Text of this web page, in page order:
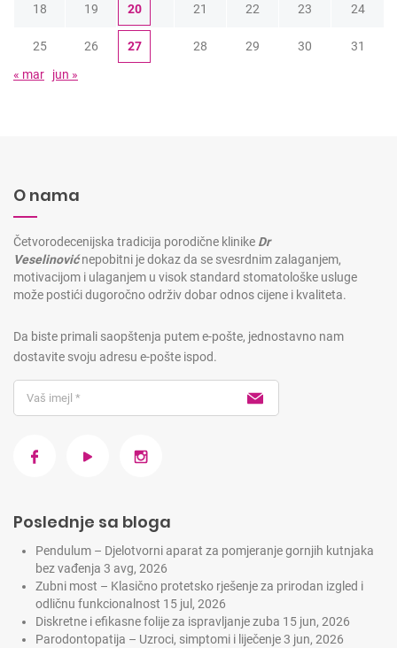
18 19 20 21 22 23 24
25 26 27 28 29 30
31
« mar
jun »
O nama
Četvorodecenijska tradicija porodične klinike Dr
Veselinovićnepobitni je dokaz da se svesrdnim zalaganjem,
motivacijom i ulaganjem u visok standard stomatološke usluge
može postići dugoročno održiv dobar odnos cijene i kvaliteta.
Da biste primali saopštenja putem e-pošte, jednostavno nam
dostavite svoju adresu e-pošte ispod.
Poslednje sa bloga
Pendulum – Djelotvorni aparat za pomjeranje gornjih kutnjaka
bez vađenja 3 avg, 2026
Zubni most – Klasično protetsko rješenje za prirodan izgled i
odličnu funkcionalnost 15 jul, 2026
Diskretne i efikasne folije za ispravljanje zuba 15 jun, 2026
Parodontopatija – Uzroci, simptomi i liječenje3 jun, 2026